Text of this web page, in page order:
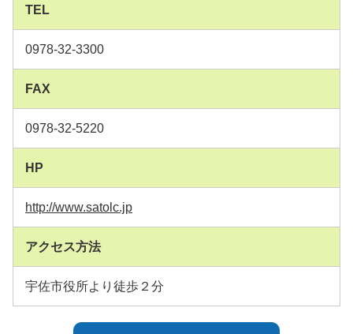
TEL
0978-32-3300
FAX
0978-32-5220
HP
http://www.satolc.jp
アクセス方法
宇佐市役所より徒歩２分